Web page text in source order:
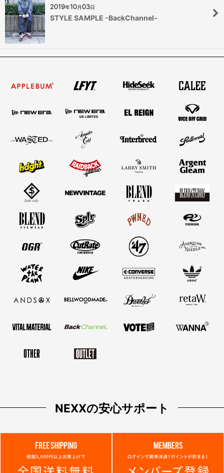
2019年10月03日
STYLE SAMPLE -BackChannel-
NEXXの安心サポート